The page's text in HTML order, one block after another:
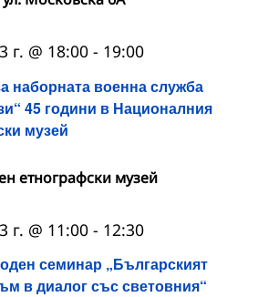
наборната военна служба
45 години в Националния
музей
г. @ 18:00 - 19:00
етнографски музей
семинар „Българският
в диалог със световния“
г. @ 11:00 - 12:30